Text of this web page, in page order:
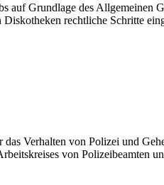
Grundlage des Allgemeinen
rechtliche Schritte
Verhalten von Polizei und
von